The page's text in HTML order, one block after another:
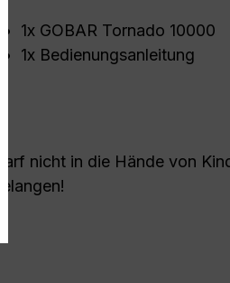
1x GOBAR Tornado 10000
1x Bedienungsanleitung
Darf nicht in die Hände von
gelangen!